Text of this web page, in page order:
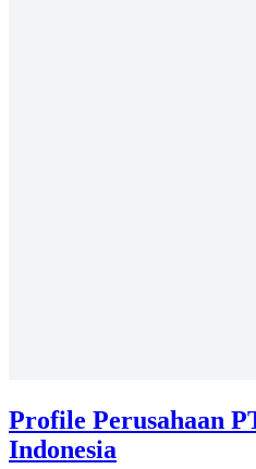
Profile Perusahaan
Indonesia